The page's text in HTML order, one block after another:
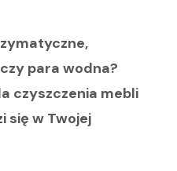
para wodna?
czyszczenia mebli
się w Twojej